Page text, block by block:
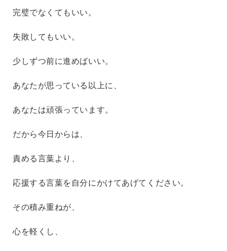
完璧でなくてもいい。
失敗してもいい。
少しずつ前に進めばいい。
あなたが思っている以上に、
あなたは頑張っています。
だから今日からは、
責める言葉より、
応援する言葉を自分にかけてあげてください。
その積み重ねが、
心を軽くし、